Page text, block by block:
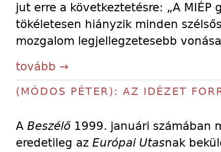
jut erre a következtetésre: „A MIÉP
tökéletesen hiányzik minden
mozgalom legjellegzetesebb
tovább →
(MÓDOS PÉTER): AZ IDÉZET
A Beszélő 1999. januári számában
eredetileg az Európai Utasnak